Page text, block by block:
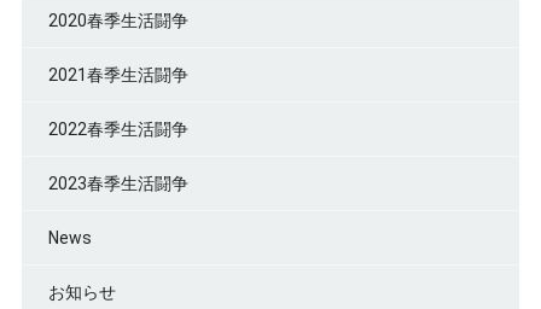
2020春季生活闘争
2021春季生活闘争
2022春季生活闘争
2023春季生活闘争
News
お知らせ